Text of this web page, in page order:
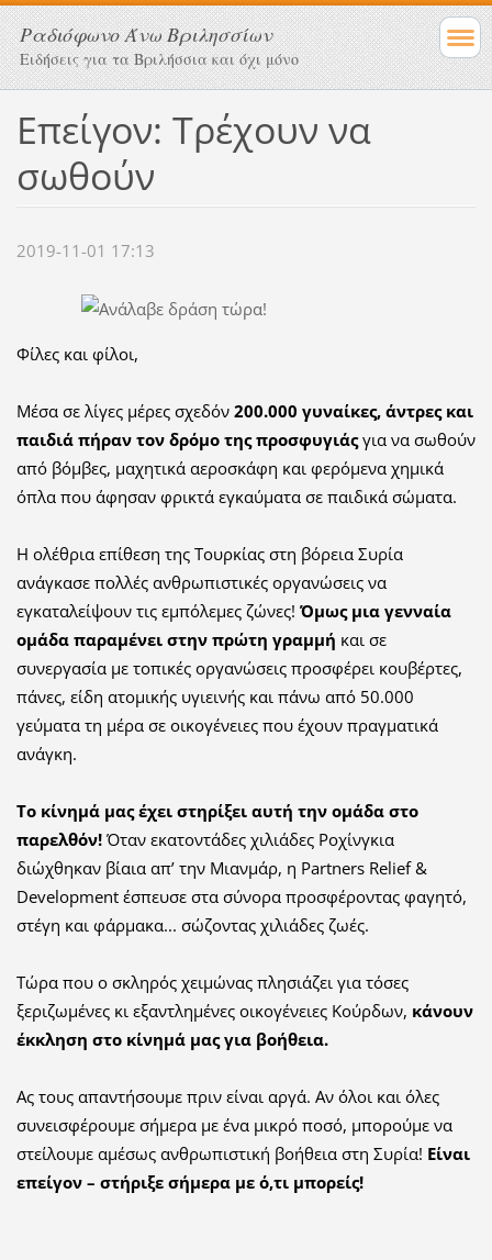
Ραδιόφωνο Άνω Βριλησσίων
Ειδήσεις για τα Βριλήσσια και όχι μόνο
Επείγον: Τρέχουν να
σωθούν
2019-11-01 17:13
Φίλες και φίλοι,
Μέσα σε λίγες μέρες σχεδόν 200.000 γυναίκες, άντρες και
παιδιά πήραν τον δρόμο της προσφυγιάςγια να σωθούν
από βόμβες, μαχητικά αεροσκάφη και φερόμενα χημικά
όπλα που άφησαν φρικτά εγκαύματα σε παιδικά σώματα.
Η ολέθρια επίθεση της Τουρκίας στη βόρεια Συρία
ανάγκασε πολλές ανθρωπιστικές οργανώσεις να
εγκαταλείψουν τις εμπόλεμες ζώνες! Όμως μια γενναία
ομάδα παραμένει στην πρώτη γραμμή και σε
συνεργασία με τοπικές οργανώσεις προσφέρει κουβέρτες,
πάνες, είδη ατομικής υγιεινής και πάνω από 50.000
γεύματα τη μέρα σε οικογένειες που έχουν πραγματικά
ανάγκη.
Το κίνημά μας έχει στηρίξει αυτή την ομάδα στο
παρελθόν!Όταν εκατοντάδες χιλιάδες Ροχίνγκια
διώχθηκαν βίαια απ’ την Μιανμάρ, η Partners Relief &
Development έσπευσε στα σύνορα προσφέροντας φαγητό,
στέγη και φάρμακα... σώζοντας χιλιάδες ζωές.
Τώρα που ο σκληρός χειμώνας πλησιάζει για τόσες
ξεριζωμένες κι εξαντλημένες οικογένειες Κούρδων, κάνουν
έκκληση στο κίνημά μας για βοήθεια.
Ας τους απαντήσουμε πριν είναι αργά. Αν όλοι και όλες
συνεισφέρουμε σήμερα με ένα μικρό ποσό, μπορούμε να
στείλουμε αμέσως ανθρωπιστική βοήθεια στη Συρία! Είναι
επείγον – στήριξε σήμερα με ό,τι μπορείς!